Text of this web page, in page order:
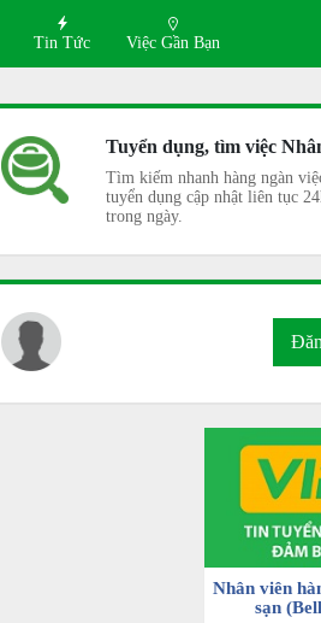
Tin Tức Việc Gần Bạn
Tuyển dụng, tìm việc
Tìm kiếm nhanh hàng ngàn
tuyển dụng cập nhật liên tục
trong ngày.
Nhân viên
sạn